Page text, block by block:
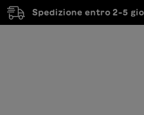
Spedizione entro 2-5